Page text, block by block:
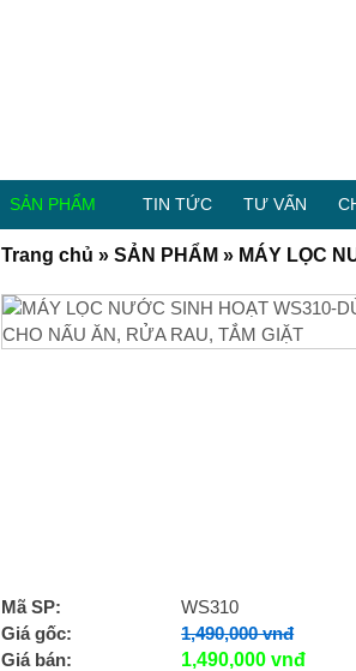
Mã SP:
WS310
Giá gốc:
1,490,000 vnđ
Giá bán:
1,490,000 vnđ
Trang chủ »SẢN PHẨM » MÁY LỌC
SẢN PHẨM TIN TỨC TƯ VẤN